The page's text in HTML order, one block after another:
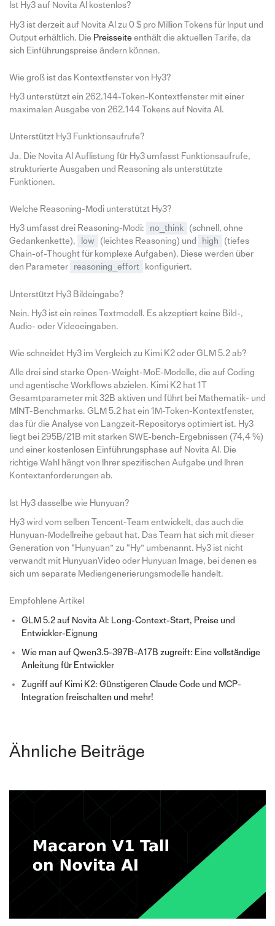
Ist Hy3 auf Novita AI kostenlos?
Hy3 ist derzeit auf Novita AI zu 0 $ pro Million Tokens für Input und
Output erhältlich. Die Preisseiteenthält die aktuellen Tarife, da
sich Einführungspreise ändern können.
Wie groß ist das Kontextfenster von Hy3?
Hy3 unterstützt ein 262.144-Token-Kontextfenster mit einer
maximalen Ausgabe von 262.144 Tokens auf Novita AI.
Unterstützt Hy3 Funktionsaufrufe?
Ja. Die Novita AI Auflistung für Hy3 umfasst Funktionsaufrufe,
strukturierte Ausgaben und Reasoning als unterstützte
Funktionen.
Welche Reasoning-Modi unterstützt Hy3?
Hy3 umfasst drei Reasoning-Modi: no_think
(schnell, ohne
Gedankenkette),
low (leichtes Reasoning) und high
(tiefes
Chain-of-Thought für komplexe Aufgaben). Diese werden über
den Parameter
reasoning_effort konfiguriert.
Unterstützt Hy3 Bildeingabe?
Nein. Hy3 ist ein reines Textmodell. Es akzeptiert keine Bild-,
Audio- oder Videoeingaben.
Wie schneidet Hy3 im Vergleich zu Kimi K2 oder GLM 5.2 ab?
Alle drei sind starke Open-Weight-MoE-Modelle, die auf Coding
und agentische Workflows abzielen. Kimi K2 hat 1T
Gesamtparameter mit 32B aktiven und führt bei Mathematik- und
MINT-Benchmarks. GLM 5.2 hat ein 1M-Token-Kontextfenster,
das für die Analyse von Langzeit-Repositorys optimiert ist. Hy3
liegt bei 295B/21B mit starken SWE-bench-Ergebnissen (74,4 %)
und einer kostenlosen Einführungsphase auf Novita AI. Die
richtige Wahl hängt von Ihrer spezifischen Aufgabe und Ihren
Kontextanforderungen ab.
Ist Hy3 dasselbe wie Hunyuan?
Hy3 wird vom selben Tencent-Team entwickelt, das auch die
Hunyuan-Modellreihe gebaut hat. Das Team hat sich mit dieser
Generation von “Hunyuan” zu “Hy” umbenannt. Hy3 ist nicht
verwandt mit HunyuanVideo oder Hunyuan Image, bei denen es
sich um separate Mediengenerierungsmodelle handelt.
Empfohlene Artikel
GLM 5.2 auf Novita AI: Long-Context-Start, Preise und
Entwickler-Eignung
Wie man auf Qwen3.5-397B-A17B zugreift: Eine vollständige
Anleitung für Entwickler
Zugriff auf Kimi K2: Günstigeren Claude Code und MCP-
Integration freischalten und mehr!
Ähnliche Beiträge